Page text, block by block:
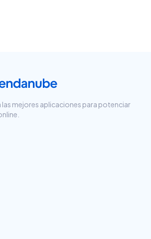
las mejores aplicaciones para potenciar